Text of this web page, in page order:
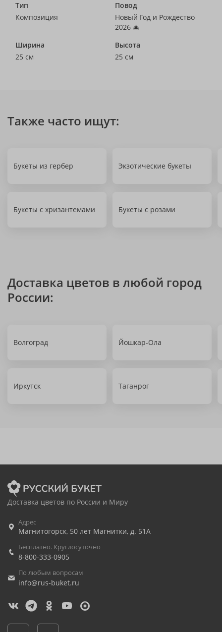
Тип
Композиция
Повод
Новый Год и Рождество
2026 🎄
Ширина
25 см
Высота
25 см
Также часто ищут:
Букеты из гербер Экзотические букеты
Букеты с хризантемами Букеты с розами
Доставка цветов в любой город
России:
Волгоград Йошкар-Ола
Иркутск Таганрог
Доставка цветов по России и Миру
Адрес
Магнитогорск, 50 лет Магнитки, д. 51А
Бесплатно. Круглосуточно
8-800-333-0905
По любым вопросам
info@rus-buket.ru